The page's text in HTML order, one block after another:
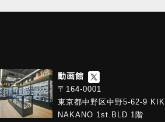
動画館
〒164-0001
東京都中野区中野5-62-9 KIK
NAKANO 1st.BLD 1階